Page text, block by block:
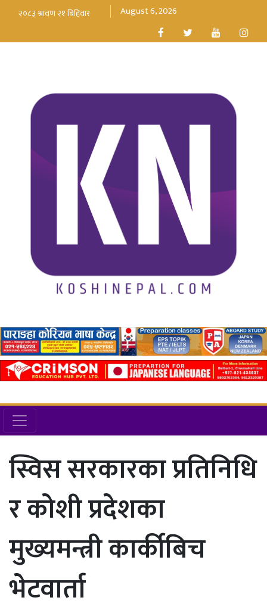
August 6, 2026
स्विस सरकारका प्रतिनिधि
र कोशी प्रदेशका
मुख्यमन्त्री कार्कीबिच
भेटवार्ता